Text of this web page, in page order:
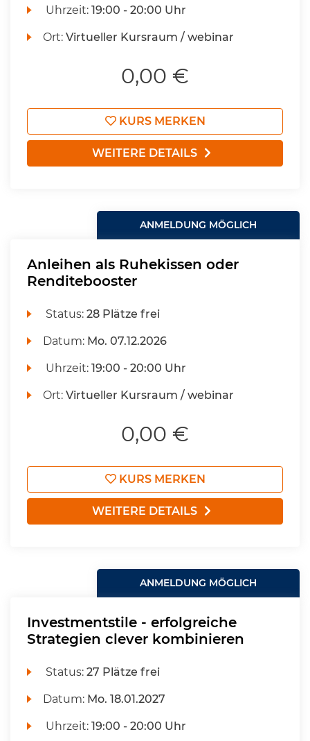
Uhrzeit:19:00 - 20:00 Uhr
Ort:Virtueller Kursraum / webinar
0,00 €
KURS MERKEN
WEITERE DETAILS
ANMELDUNG MÖGLICH
Anleihen als Ruhekissen oder
Renditebooster
Status:28 Plätze frei
Datum: Mo. 07.12.2026
Uhrzeit:19:00 - 20:00 Uhr
Ort:Virtueller Kursraum / webinar
0,00 €
KURS MERKEN
WEITERE DETAILS
ANMELDUNG MÖGLICH
Investmentstile - erfolgreiche
Strategien clever kombinieren
Status:27 Plätze frei
Datum: Mo. 18.01.2027
Uhrzeit:19:00 - 20:00 Uhr